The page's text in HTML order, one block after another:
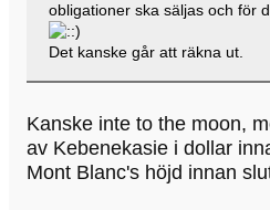
obligationer ska säljas och för
Det kanske går att räkna ut.
Kanske inte to the moon,
av Kebenekasie i dollar
Mont Blanc's höjd innan